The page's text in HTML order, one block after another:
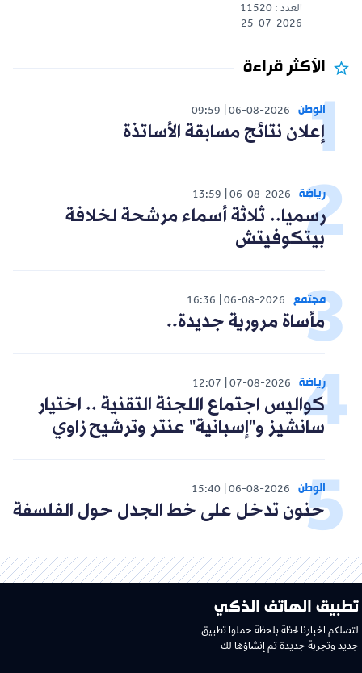
العدد : 11520
25-07-2026
الأكثر قراءة
الوطن 06-08-2026
09:59
إعلان نتائج مسابقة الأساتذة
رياضة 06-08-2026
13:59
رسميا.. ثلاثة أسماء مرشحة لخلافة
بيتكوفيتش
مجتمع 06-08-2026
16:36
مأساة مرورية جديدة..
رياضة 07-08-2026
12:07
كواليس اجتماع اللجنة التقنية .. اختيار
سانشيز و"إسبانية" عنتر وترشيح زاوي
الوطن 06-08-2026
15:40
حنون تدخل على خط الجدل حول الفلسفة
تطبيق الهاتف الذكي
لتصلكم اخبارنا لحظة بلحظة حملوا تطبيق
جديد وتجربة جديدة تم إنشاؤها لك